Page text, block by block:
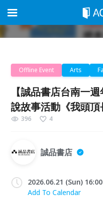
Offline Event Arts
【誠品書店台南一
說故事活動《我頭頂
396 4
誠品書店
2026.06.21 (Sun)
Add To Calendar